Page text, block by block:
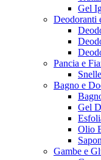
Gel
Deodoranti
Pancia e
Bagno e
Gel
Olio
Gambe e